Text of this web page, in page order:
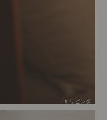
# リビング